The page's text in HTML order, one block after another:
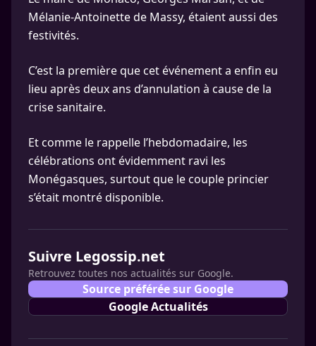
Mélanie-Antoinette de Massy, étaient aussi des
festivités.
C’est la première que cet événement a enfin eu
lieu après deux ans d’annulation à cause de la
crise sanitaire.
Et comme le rappelle l’hebdomadaire, les
célébrations ont évidemment ravi les
Monégasques, surtout que le couple princier
s’était montré disponible.
Suivre Legossip.net
Retrouvez toutes nos actualités sur Google.
Source préférée sur Google
Google Actualités